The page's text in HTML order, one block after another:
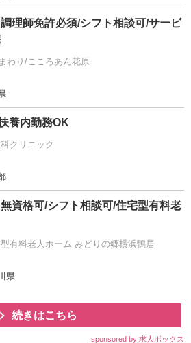
理師免許必須/シフト相談可/サービ
わり/こころあん花原
養内勤務OK
クリニック
資格可/シフト相談可/住宅型有料老
有料老人ホーム みどりの郷横浜鴨居
県
続きはこちら
sponsored by 求人ボックス